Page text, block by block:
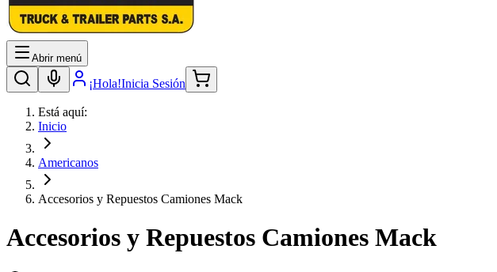
Abrir menú
¡Hola!Inicia Sesión
Está aquí:
Inicio
Americanos
Accesorios y Repuestos Camiones Mack
Accesorios y Repuestos Camiones Mack